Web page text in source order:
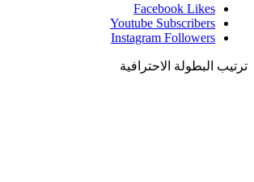
Facebook Likes
Youtube Subscribers
Instagram Followers
ترتيب البطولة الاحترافية